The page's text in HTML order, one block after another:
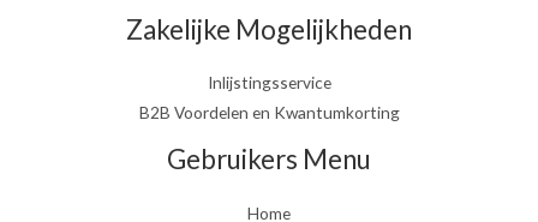
Zakelijke Mogelijkheden
Inlijstingsservice
B2B Voordelen en Kwantumkorting
Gebruikers Menu
Home